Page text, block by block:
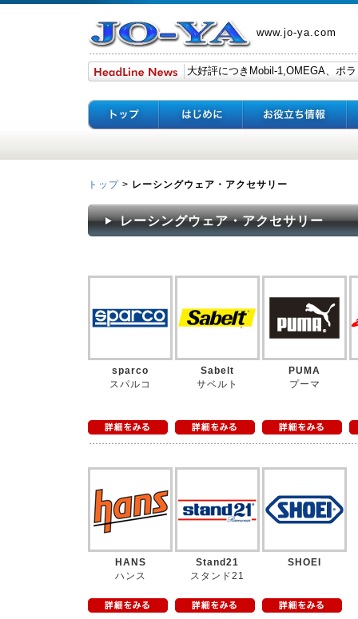
www.jo-ya.com
トップ > レーシングウェア・アクセサリー
レーシングウェア・アクセサリー
sparco
スパルコ
Sabelt
サベルト
PUMA
プーマ
HANS
ハンス
Stand21
スタンド21
SHOEI